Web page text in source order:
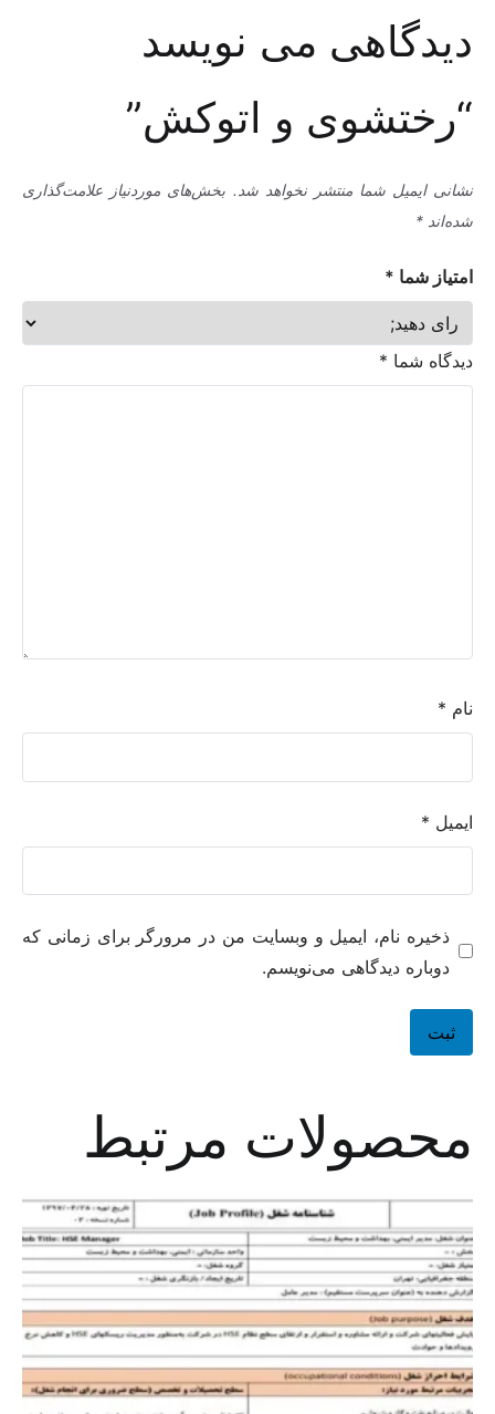
دیدگاهی می نویسد
“رختشوی و اتوکش”
نشانی ایمیل شما منتشر نخواهد شد. بخش‌های موردنیاز علامت‌گذاری
شده‌اند *
امتیاز شما *
دیدگاه شما *
نام *
ایمیل *
ذخیره نام، ایمیل و وبسایت من در مرورگر برای زمانی که
دوباره دیدگاهی می‌نویسم.
محصولات مرتبط